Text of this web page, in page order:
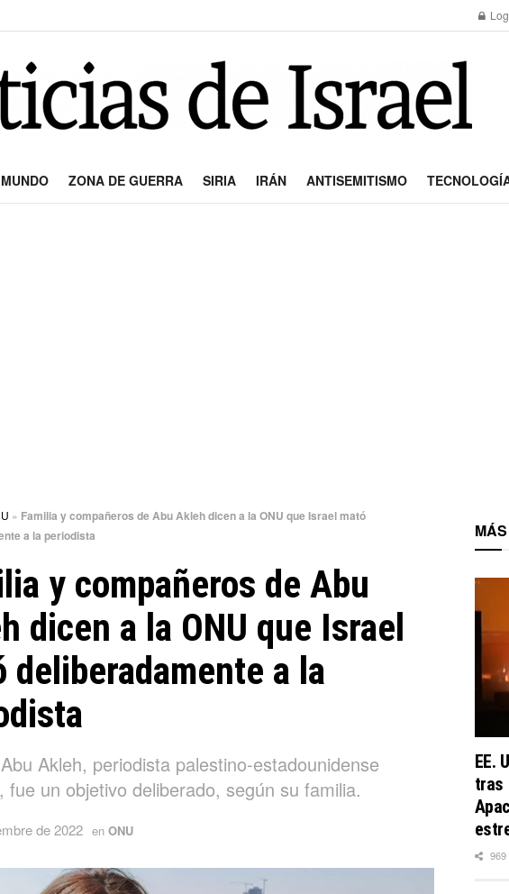
MUNDO ZONA DE GUERRA SIRIA IRÁN ANTISEMITISMO
» Familia y compañeros de Abu Akleh dicen a la ONU que Israel mató
a la periodista
y compañeros de Abu
dicen a la ONU que Israel
deliberadamente a la
Akleh, periodista palestino-estadounidense
fue un objetivo deliberado, según su familia.
de 2022 en ONU
EE.
tras
969